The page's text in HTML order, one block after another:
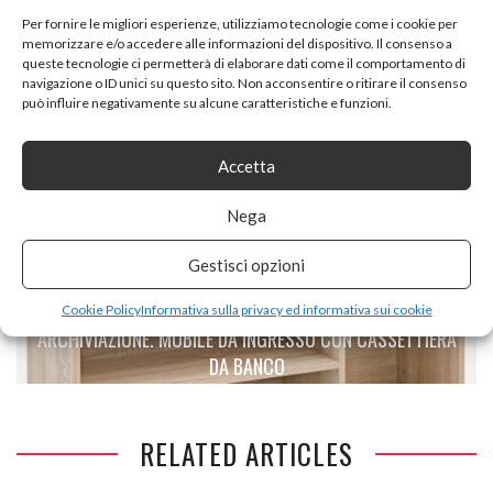
Per fornire le migliori esperienze, utilizziamo tecnologie come i cookie per
memorizzare e/o accedere alle informazioni del dispositivo. Il consenso a
queste tecnologie ci permetterà di elaborare dati come il comportamento di
navigazione o ID unici su questo sito. Non acconsentire o ritirare il consenso
può influire negativamente su alcune caratteristiche e funzioni.
Accetta
Nega
Gestisci opzioni
Cookie PolicyInformativa sulla privacy ed informativa sui cookie
PREVIOUS ARTICLE
TOTAL WOOD 2012 CASSAPANCA IN LEGNO BAULE
150X40X45 CM ANCHE SU MISURA
NEXT ARTICLE
KADIMADESIGN SCARPIERA CON PANCA ARMADIO LEGNO
104X51X32 CM SONOMA. PICCOLA PANCA IN LEGNO
IMBOTTITA. PANCA CORRIDOIO STRETTO CON SPAZIO DI
ARCHIVIAZIONE. MOBILE DA INGRESSO CON CASSETTIERA
DA BANCO
RELATED ARTICLES